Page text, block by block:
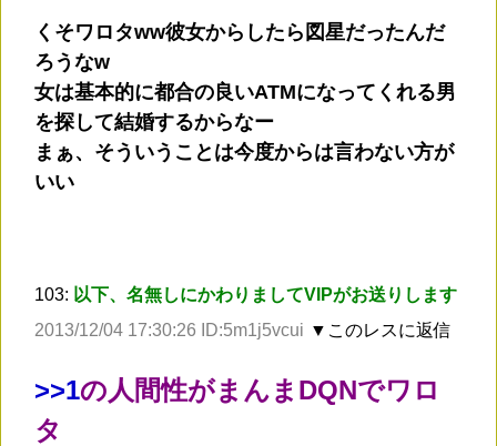
くそワロタww彼女からしたら図星だったんだ
ろうなw
女は基本的に都合の良いATMになってくれる男
を探して結婚するからなー
まぁ、そういうことは今度からは言わない方が
いい
103: 以下、名無しにかわりましてVIPがお送りします
2013/12/04 17:30:26 ID:5m1j5vcui ▼このレスに返信
>>1の人間性がまんまDQNでワロ
タ